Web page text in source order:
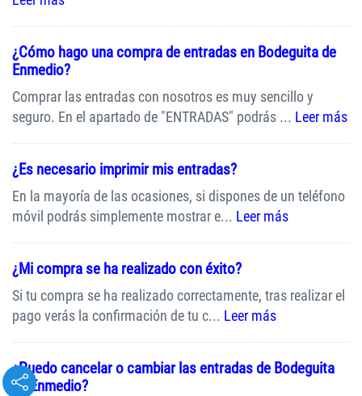
¿Cómo hago una compra de entradas en Bodeguita de
Enmedio?
Comprar las entradas con nosotros es muy sencillo y
seguro. En el apartado de "ENTRADAS" podrás ... Leer más
¿Es necesario imprimir mis entradas?
En la mayoría de las ocasiones, si dispones de un teléfono
móvil podrás simplemente mostrar e... Leer más
¿Mi compra se ha realizado con éxito?
Si tu compra se ha realizado correctamente, tras realizar el
pago verás la confirmación de tu c... Leer más
¿Puedo cancelar o cambiar las entradas de Bodeguita
de Enmedio?